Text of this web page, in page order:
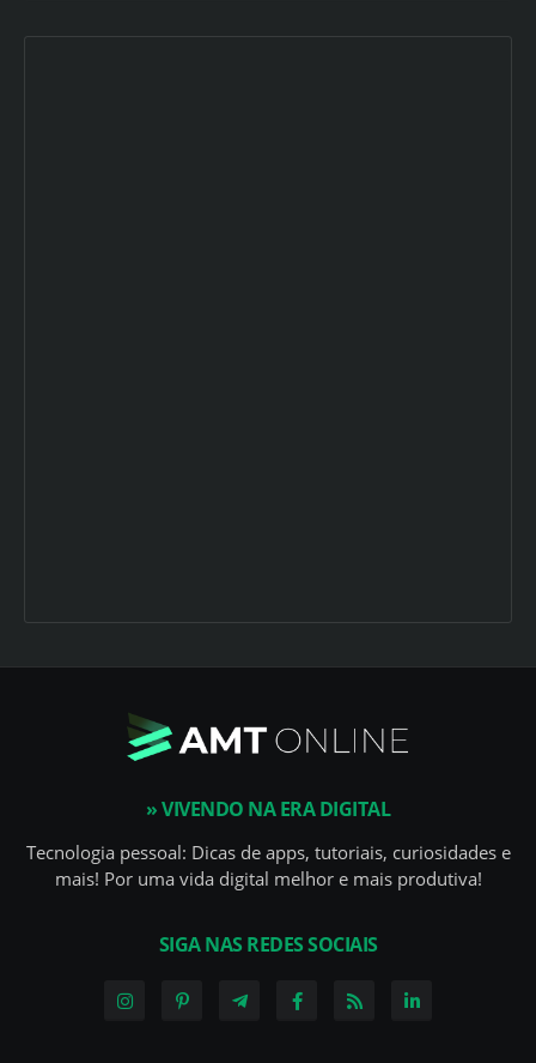
» VIVENDO NA ERA DIGITAL
Tecnologia pessoal: Dicas de apps, tutoriais, curiosidades e
mais! Por uma vida digital melhor e mais produtiva!
SIGA NAS REDES SOCIAIS